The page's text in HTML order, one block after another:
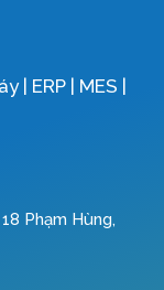
| ERP | MES |
Phạm Hùng,